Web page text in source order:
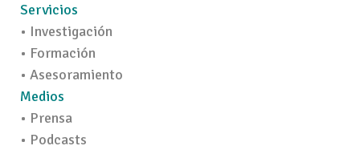
Servicios
• Investigación
• Formación
• Asesoramiento
Medios
• Prensa
• Podcasts